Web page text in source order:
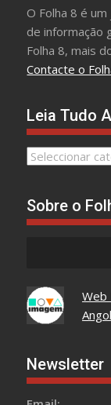
O Folha 8 é
de informação
Folha 8, mais
Contacte o
Leia Tudo
Leia
Sobre o
Web
Newsletter